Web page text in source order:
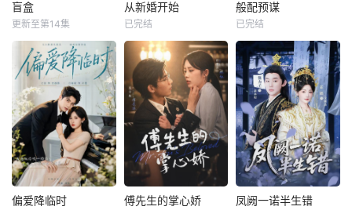
盲盒
更新至第14集
从新婚开始
已完结
般配预谋
已完结
偏爱降临时 傅先生的掌心娇 凤阙一诺半生错